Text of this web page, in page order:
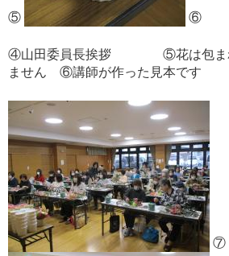
⑤ ⑥
④山田委員長挨拶 ⑤花は包まれ
ません ⑥講師が作った見本です
⑦